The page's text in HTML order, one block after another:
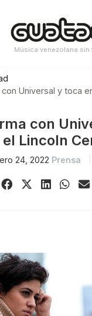
Música venezolana sin
con Universal y toca
con
el Lincoln
24, 2022 Prensa
Share Share ShareShare